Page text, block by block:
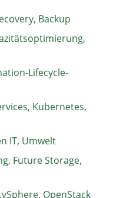
Backup
Lifecycle-
Kubernetes,
IT, Umwelt
Future Storage,
OpenStack